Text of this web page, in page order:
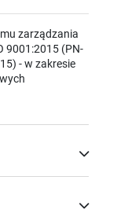
zarządzania
9001:2015 (PN-
- w zakresie